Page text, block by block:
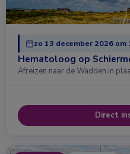
zo 13 december 2026 om
Hematoloog op
Afreizen naar de Wadden in
Direct